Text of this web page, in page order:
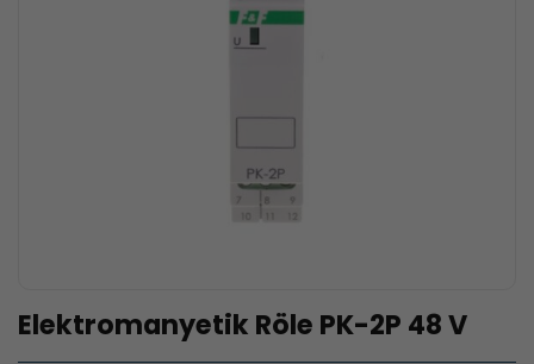
Elektromanyetik Röle PK-2P 48 V